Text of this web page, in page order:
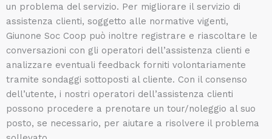
un problema del servizio. Per migliorare il servizio di
assistenza clienti, soggetto alle normative vigenti,
Giunone Soc Coop può inoltre registrare e riascoltare le
conversazioni con gli operatori dell’assistenza clienti e
analizzare eventuali feedback forniti volontariamente
tramite sondaggi sottoposti al cliente. Con il consenso
dell’utente, i nostri operatori dell’assistenza clienti
possono procedere a prenotare un tour/noleggio al suo
posto, se necessario, per aiutare a risolvere il problema